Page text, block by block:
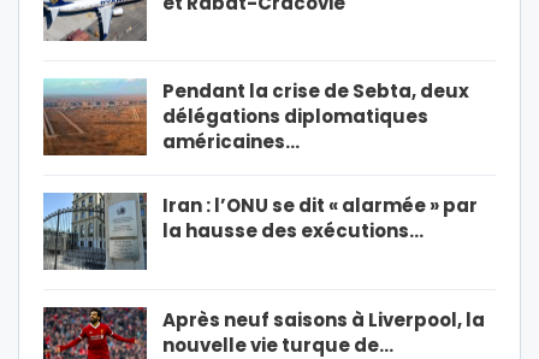
Pendant la crise de Sebta, deux
délégations diplomatiques
américaines…
Iran : l’ONU se dit « alarmée » par
la hausse des exécutions…
Après neuf saisons à Liverpool, la
nouvelle vie turque de…